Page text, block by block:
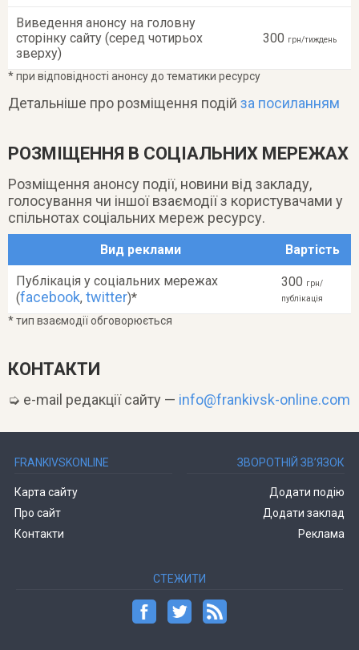
Виведення анонсу на головну
сторінку сайту (серед чотирьох
зверху)
300 грн/тиждень
* при відповідності анонсу до тематики ресурсу
Детальніше про розміщення подій за посиланням
РОЗМІЩЕННЯ В СОЦІАЛЬНИХ МЕРЕЖАХ
Розміщення анонсу події, новини від закладу,
голосування чи іншої взаємодії з користувачами у
спільнотах соціальних мереж ресурсу.
Вид реклами Вартість
Публікація у соціальних мережах
(facebook, twitter)*
300 грн/
публікація
* тип взаємодії обговорюється
КОНТАКТИ
➭ e-mail редакції сайту — info@frankivsk-online.com
FRANKIVSKONLINE
Карта сайту
Про сайт
Контакти
ЗВОРОТНІЙ ЗВ’ЯЗОК
Додати подію
Додати заклад
Реклама
СТЕЖИТИ